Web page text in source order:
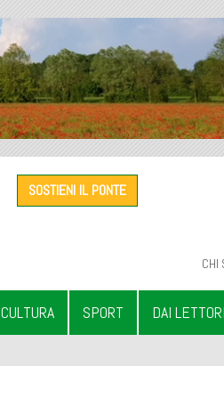
SOSTIENI IL PONTE
CHI
CULTURA SPORT DAI LETTORI